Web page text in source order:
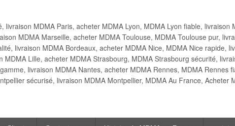
livraison MDMA Paris, acheter MDMA Lyon, MDMA Lyon fiable, livraison
MDMA Marseille, acheter MDMA Toulouse, MDMA Toulouse pur,
livraison MDMA Bordeaux, acheter MDMA Nice, MDMA Nice rapide,
Lille, acheter MDMA Strasbourg, MDMA Strasbourg sécurité,
livraison MDMA Nantes, acheter MDMA Rennes, MDMA Rennes
sécurisé, livraison MDMA Montpellier, MDMA Au France, Acheter